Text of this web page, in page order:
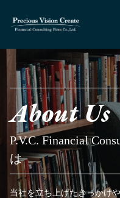
About Us
P.V.C. Financial
は
当社を立ち上げたきっかけ